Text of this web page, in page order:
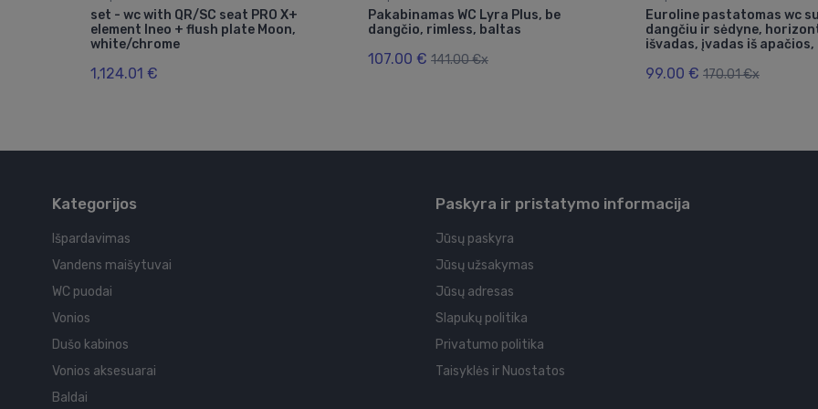
set - wc with QR/SC seat PRO X+
element Ineo + flush plate Moon,
white/chrome
1,124.01 €
Pakabinamas WC Lyra Plus, be
dangčio, rimless, baltas
107.00 € 141.00 €x
Euroline pastatomas wc
dangčiu ir sėdyne,
išvadas, įvadas iš
99.00 € 170.01 €x
Kategorijos
Išpardavimas
Vandens maišytuvai
WC puodai
Vonios
Dušo kabinos
Vonios aksesuarai
Baldai
Paskyra ir pristatymo informacija
Jūsų paskyra
Jūsų užsakymas
Jūsų adresas
Slapukų politika
Privatumo politika
Taisyklės ir Nuostatos